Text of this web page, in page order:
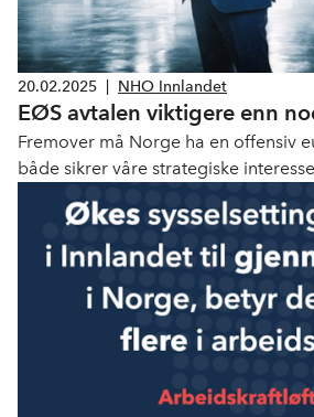
20.02.2025 NHO Innlandet
EØS avtalen viktigere enn
Fremover må Norge ha en offensiv
både sikrer våre strategiske
konkurranseevne. Norge må rett og
posisjon som troverdig partner i det
samarbeidet.